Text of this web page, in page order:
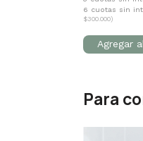
6 cuotas sin
$300.000)
Para